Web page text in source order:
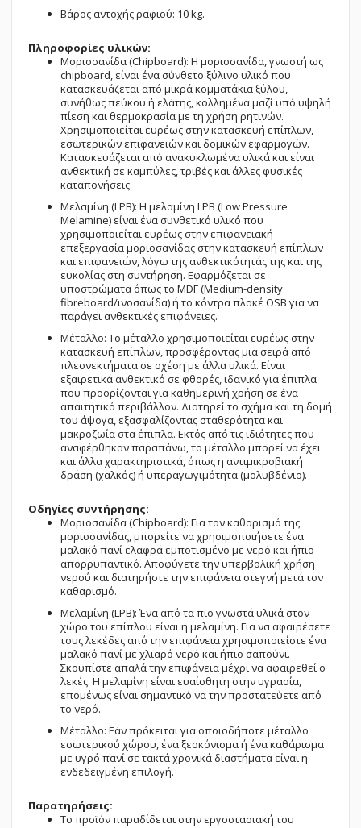
Βάρος αντοχής ραφιού: 10 kg.
Πληροφορίες υλικών:
Μοριοσανίδα (Chipboard): Η μοριοσανίδα, γνωστή ως
chipboard, είναι ένα σύνθετο ξύλινο υλικό που
κατασκευάζεται από μικρά κομματάκια ξύλου,
συνήθως πεύκου ή ελάτης, κολλημένα μαζί υπό υψηλή
πίεση και θερμοκρασία με τη χρήση ρητινών.
Χρησιμοποιείται ευρέως στην κατασκευή επίπλων,
εσωτερικών επιφανειών και δομικών εφαρμογών.
Κατασκευάζεται από ανακυκλωμένα υλικά και είναι
ανθεκτική σε καμπύλες, τριβές και άλλες φυσικές
καταπονήσεις.
Μελαμίνη (LPB): Η μελαμίνη LPB (Low Pressure
Melamine) είναι ένα συνθετικό υλικό που
χρησιμοποιείται ευρέως στην επιφανειακή
επεξεργασία μοριοσανίδας στην κατασκευή επίπλων
και επιφανειών, λόγω της ανθεκτικότητάς της και της
ευκολίας στη συντήρηση. Εφαρμόζεται σε
υποστρώματα όπως το MDF (Medium-density
fibreboard/ινοσανίδα) ή το κόντρα πλακέ OSB για να
παράγει ανθεκτικές επιφάνειες.
Μέταλλο: Το μέταλλο χρησιμοποιείται ευρέως στην
κατασκευή επίπλων, προσφέροντας μια σειρά από
πλεονεκτήματα σε σχέση με άλλα υλικά. Είναι
εξαιρετικά ανθεκτικό σε φθορές, ιδανικό για έπιπλα
που προορίζονται για καθημερινή χρήση σε ένα
απαιτητικό περιβάλλον. Διατηρεί το σχήμα και τη δομή
του άψογα, εξασφαλίζοντας σταθερότητα και
μακροζωία στα έπιπλα. Εκτός από τις ιδιότητες που
αναφέρθηκαν παραπάνω, το μέταλλο μπορεί να έχει
και άλλα χαρακτηριστικά, όπως η αντιμικροβιακή
δράση (χαλκός) ή υπεραγωγιμότητα (μολυβδένιο).
Οδηγίες συντήρησης:
Μοριοσανίδα (Chipboard): Για τον καθαρισμό της
μοριοσανίδας, μπορείτε να χρησιμοποιήσετε ένα
μαλακό πανί ελαφρά εμποτισμένο με νερό και ήπιο
απορρυπαντικό. Αποφύγετε την υπερβολική χρήση
νερού και διατηρήστε την επιφάνεια στεγνή μετά τον
καθαρισμό.
Μελαμίνη (LPB): Ένα από τα πιο γνωστά υλικά στον
χώρο του επίπλου είναι η μελαμίνη. Για να αφαιρέσετε
τους λεκέδες από την επιφάνεια χρησιμοποιείστε ένα
μαλακό πανί με χλιαρό νερό και ήπιο σαπούνι.
Σκουπίστε απαλά την επιφάνεια μέχρι να αφαιρεθεί ο
λεκές. Η μελαμίνη είναι ευαίσθητη στην υγρασία,
επομένως είναι σημαντικό να την προστατεύετε από
το νερό.
Μέταλλο: Εάν πρόκειται για οποιοδήποτε μέταλλο
εσωτερικού χώρου, ένα ξεσκόνισμα ή ένα καθάρισμα
με υγρό πανί σε τακτά χρονικά διαστήματα είναι η
ενδεδειγμένη επιλογή.
Παρατηρήσεις:
Το προϊόν παραδίδεται στην εργοστασιακή του